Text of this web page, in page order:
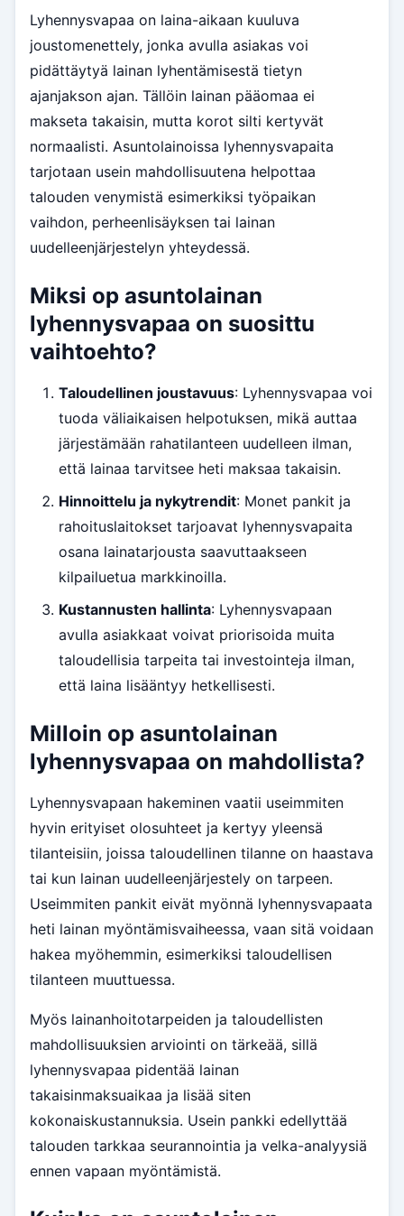
Lyhennysvapaa on laina-aikaan kuuluva
joustomenettely, jonka avulla asiakas voi
pidättäytyä lainan lyhentämisestä tietyn
ajanjakson ajan. Tällöin lainan pääomaa ei
makseta takaisin, mutta korot silti kertyvät
normaalisti. Asuntolainoissa lyhennysvapaita
tarjotaan usein mahdollisuutena helpottaa
talouden venymistä esimerkiksi työpaikan
vaihdon, perheenlisäyksen tai lainan
uudelleenjärjestelyn yhteydessä.
Miksi op asuntolainan
lyhennysvapaa on suosittu
vaihtoehto?
Taloudellinen joustavuus: Lyhennysvapaa voi
tuoda väliaikaisen helpotuksen, mikä auttaa
järjestämään rahatilanteen uudelleen ilman,
että lainaa tarvitsee heti maksaa takaisin.
Hinnoittelu ja nykytrendit: Monet pankit ja
rahoituslaitokset tarjoavat lyhennysvapaita
osana lainatarjousta saavuttaakseen
kilpailuetua markkinoilla.
Kustannusten hallinta: Lyhennysvapaan
avulla asiakkaat voivat priorisoida muita
taloudellisia tarpeita tai investointeja ilman,
että laina lisääntyy hetkellisesti.
Milloin op asuntolainan
lyhennysvapaa on mahdollista?
Lyhennysvapaan hakeminen vaatii useimmiten
hyvin erityiset olosuhteet ja kertyy yleensä
tilanteisiin, joissa taloudellinen tilanne on haastava
tai kun lainan uudelleenjärjestely on tarpeen.
Useimmiten pankit eivät myönnä lyhennysvapaata
heti lainan myöntämisvaiheessa, vaan sitä voidaan
hakea myöhemmin, esimerkiksi taloudellisen
tilanteen muuttuessa.
Myös lainanhoitotarpeiden ja taloudellisten
mahdollisuuksien arviointi on tärkeää, sillä
lyhennysvapaa pidentää lainan
takaisinmaksuaikaa ja lisää siten
kokonaiskustannuksia. Usein pankki edellyttää
talouden tarkkaa seurannointia ja velka-analyysiä
ennen vapaan myöntämistä.